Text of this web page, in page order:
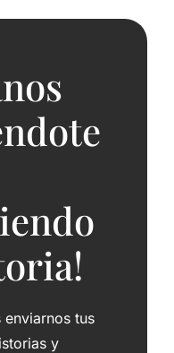
enviarnos tus
y